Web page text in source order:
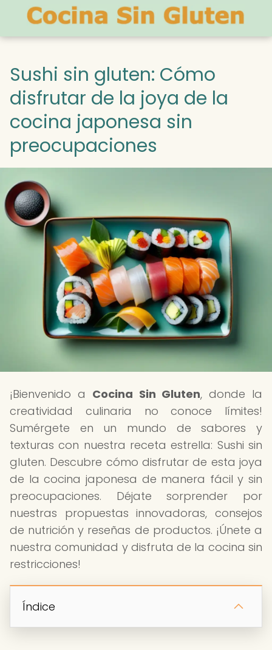
Sushi sin gluten: Cómo
disfrutar de la joya de la
cocina japonesa sin
preocupaciones
¡Bienvenido a Cocina Sin Gluten, donde la
creatividad culinaria no conoce límites!
Sumérgete en un mundo de sabores y
texturas con nuestra receta estrella: Sushi sin
gluten. Descubre cómo disfrutar de esta joya
de la cocina japonesa de manera fácil y sin
preocupaciones. Déjate sorprender por
nuestras propuestas innovadoras, consejos
de nutrición y reseñas de productos. ¡Únete a
nuestra comunidad y disfruta de la cocina sin
restricciones!
Índice